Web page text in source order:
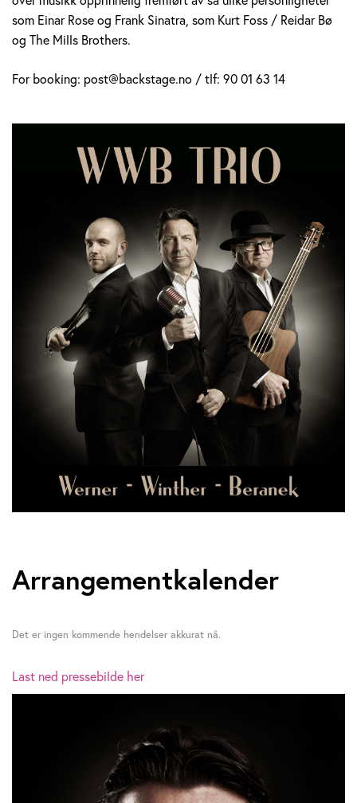
som Einar Rose og Frank Sinatra, som Kurt Foss / Reidar Bø
og The Mills Brothers.
For booking: post@backstage.no / tlf: 90 01 63 14
Arrangementkalender
Det er ingen kommende hendelser akkurat nå.
Last ned pressebilde her